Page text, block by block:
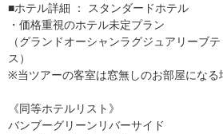
■ホテル詳細 ： スタンダードホテル
・価格重視のホテル未定プラン
（グランドオーシャンラグジュアリーブ
ス）
※当ツアーの客室は窓無しのお部屋になる
《同等ホテルリスト》
バンブーグリーンリバーサイド